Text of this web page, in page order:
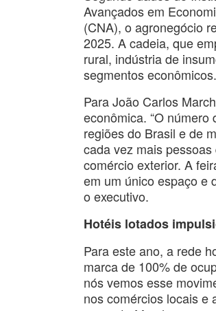
Avançados em
(CNA), o agronegócio
2025. A cadeia, que
rural, indústria de
segmentos econômicos.
Para João Carlos
econômica. “O
regiões do Brasil e de
cada vez mais
comércio exterior. A
em um único espaço e
o executivo.
Hotéis lotados
Para este ano, a rede
marca de 100% de
nós vemos esse
nos comércios locais e